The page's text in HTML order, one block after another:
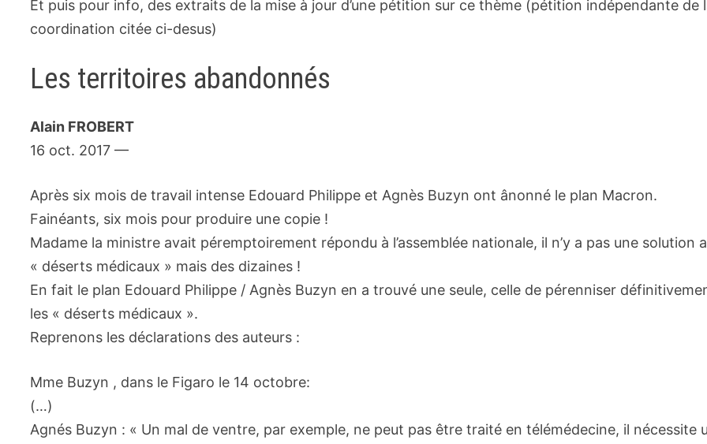
Et puis pour info, des extraits de la mise à jour d’une pétition sur ce thème (pétition indépendante de
coordination citée ci-desus)
Les territoires abandonnés
Alain FROBERT
16 oct. 2017 —
Après six mois de travail intense Edouard Philippe et Agnès Buzyn ont ânonné le plan Macron.
Fainéants, six mois pour produire une copie !
Madame la ministre avait péremptoirement répondu à l’assemblée nationale, il n’y a pas une solution
« déserts médicaux » mais des dizaines !
En fait le plan Edouard Philippe / Agnès Buzyn en a trouvé une seule, celle de pérenniser
les « déserts médicaux ».
Reprenons les déclarations des auteurs :
Mme Buzyn , dans le Figaro le 14 octobre:
(…)
Agnés Buzyn : « Un mal de ventre, par exemple, ne peut pas être traité en télémédecine, il nécessite